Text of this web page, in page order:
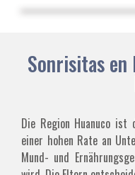
Sonrisitas en
Die Region Huanuco
einer hohen Rate an
Mund- und